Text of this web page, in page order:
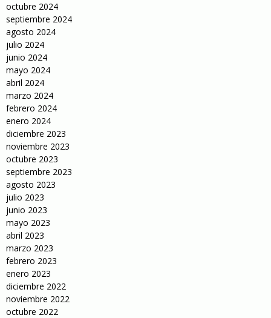
octubre 2024
septiembre 2024
agosto 2024
julio 2024
junio 2024
mayo 2024
abril 2024
marzo 2024
febrero 2024
enero 2024
diciembre 2023
noviembre 2023
octubre 2023
septiembre 2023
agosto 2023
julio 2023
junio 2023
mayo 2023
abril 2023
marzo 2023
febrero 2023
enero 2023
diciembre 2022
noviembre 2022
octubre 2022